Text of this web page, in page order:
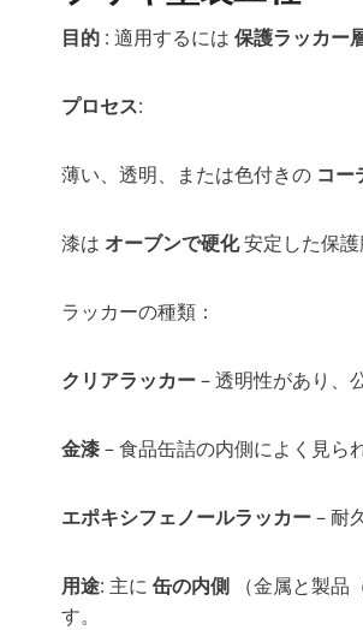
目的 : 適用するには 保護ラッカー
プロセス:
薄い、透明、または色付きの コー
漆は オーブンで硬化安定した保護
ラッカーの種類：
クリアラッカー– 透明性があり、
金漆– 食品缶詰の内側によく見ら
エポキシフェノールラッカー– 耐
用途: 主に 缶の内側 （金属と製
す。